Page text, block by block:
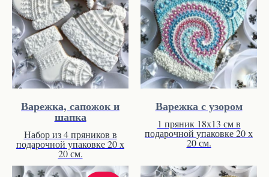
Варежка, сапожок и
шапка
Набор из 4 пряников в
подарочной упаковке 20 х
20 см.
Варежка с узором
1 пряник 18х13 см в
подарочной упаковке 20 х
20 см.